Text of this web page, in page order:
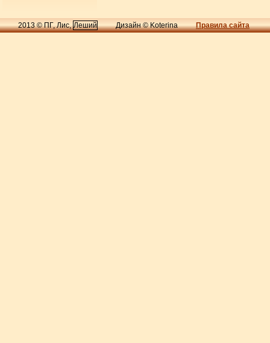
2013 © ПГ, Лис,Леший Дизайн © Koterina Правила сайта